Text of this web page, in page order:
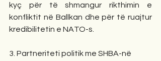
kyç për të shmangur rikthimin e
konfliktit në Ballkan dhe për të ruajtur
kredibilitetin e NATO-s.
3. Partneriteti politik me SHBA-në